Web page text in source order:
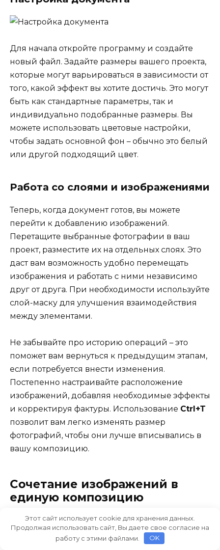
Для начала откройте программу и создайте
новый файл. Задайте размеры вашего проекта,
которые могут варьироваться в зависимости от
того, какой эффект вы хотите достичь. Это могут
быть как стандартные параметры, так и
индивидуально подобранные размеры. Вы
можете использовать цветовые настройки,
чтобы задать основной фон – обычно это белый
или другой подходящий цвет.
Работа со слоями и изображениями
Теперь, когда документ готов, вы можете
перейти к добавлению изображений.
Перетащите выбранные фотографии в ваш
проект, разместите их на отдельных слоях. Это
даст вам возможность удобно перемещать
изображения и работать с ними независимо
друг от друга. При необходимости используйте
слой-маску для улучшения взаимодействия
между элементами.
Не забывайте про историю операций – это
поможет вам вернуться к предыдущим этапам,
если потребуется внести изменения.
Постепенно настраивайте расположение
изображений, добавляя необходимые эффекты
и корректируя фактуры. Использование Ctrl+T
позволит вам легко изменять размер
фотографий, чтобы они лучше вписывались в
вашу композицию.
Сочетание изображений в
единую композицию
Этот сайт использует cookie для хранения данных.
Продолжая использовать сайт, Вы даете свое согласие на
работу с этими файлами.
OK